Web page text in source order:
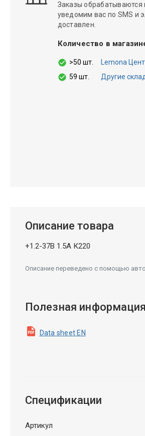
Заказы обрабатываются
уведомим вас по SMS и
доставлен.
Количество в
>50 шт.
Lemona
59 шт.
Другие
Описание товара
+1.2-37В 1.5А К220
Описание переведено с помощью
Полезная информация
Data sheet EN
Спецификации
Артикул